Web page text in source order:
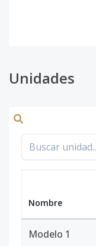
Unidades
Nombre
Modelo 1